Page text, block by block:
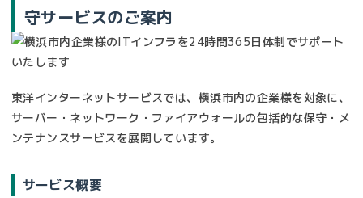
守サービスのご案内
東洋インターネットサービスでは、横浜市内の企業様を対象に、
サーバー・ネットワーク・ファイアウォールの包括的な保守・メ
ンテナンスサービスを展開しています。
サービス概要